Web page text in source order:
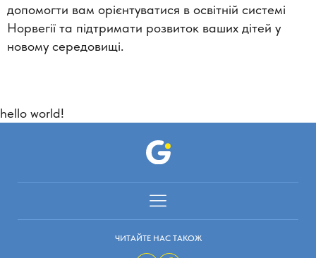
допомогти вам орієнтуватися в освітній системі
Норвегії та підтримати розвиток ваших дітей у
новому середовищі.
hello world!
ЧИТАЙТЕ НАС ТАКОЖ